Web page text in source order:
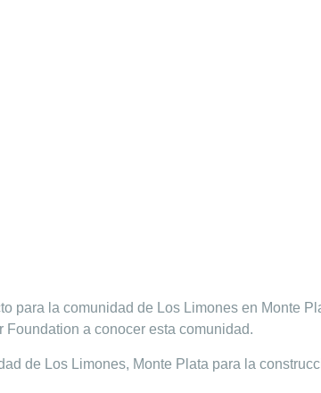
para la comunidad de Los Limones en Monte
a conocer esta comunidad.
de Los Limones, Monte Plata para la